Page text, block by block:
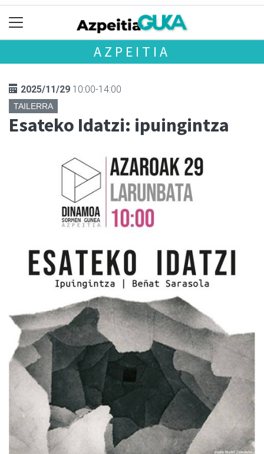
AZPEITIA
2025/11/29 10:00-14:00
TAILERRA
Esateko Idatzi: ipuingintza